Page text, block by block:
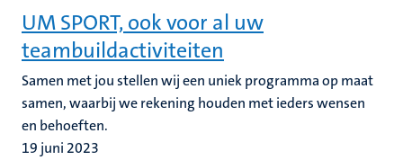
UM SPORT, ook voor al uw
teambuildactiviteiten
Samen met jou stellen wij een uniek programma op maat
samen, waarbij we rekening houden met ieders wensen
en behoeften.
19 juni 2023